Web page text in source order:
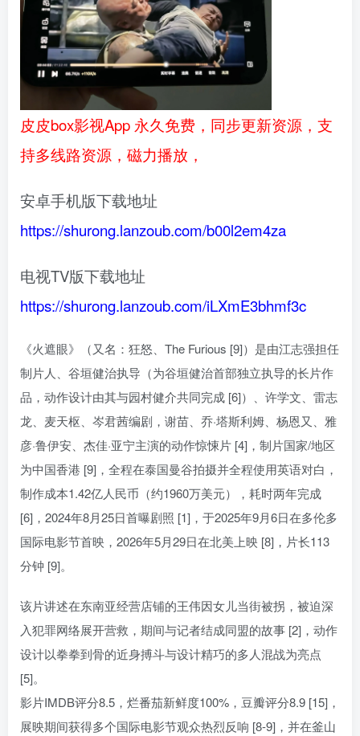
皮皮box影视App 永久免费，同步更新资源，支
持多线路资源，磁力播放，
安卓手机版下载地址
https://shurong.lanzoub.com/b00l2em4za
电视TV版下载地址
https://shurong.lanzoub.com/iLXmE3bhmf3c
《火遮眼》（又名：狂怒、The Furious [9]）是由江志强担任
制片人、谷垣健治执导（为谷垣健治首部独立执导的长片作
品，动作设计由其与园村健介共同完成 [6]）、许学文、雷志
龙、麦天枢、岑君茜编剧，谢苗、乔·塔斯利姆、杨恩又、雅
彦·鲁伊安、杰佳·亚宁主演的动作惊悚片 [4]，制片国家/地区
为中国香港 [9]，全程在泰国曼谷拍摄并全程使用英语对白，
制作成本1.42亿人民币（约1960万美元），耗时两年完成
[6]，2024年8月25日首曝剧照 [1]，于2025年9月6日在多伦多
国际电影节首映，2026年5月29日在北美上映 [8]，片长113
分钟 [9]。
该片讲述在东南亚经营店铺的王伟因女儿当街被拐，被迫深
入犯罪网络展开营救，期间与记者结成同盟的故事 [2]，动作
设计以拳拳到骨的近身搏斗与设计精巧的多人混战为亮点
[5]。
影片IMDB评分8.5，烂番茄新鲜度100%，豆瓣评分8.9 [15]，
展映期间获得多个国际电影节观众热烈反响 [8-9]，并在釜山